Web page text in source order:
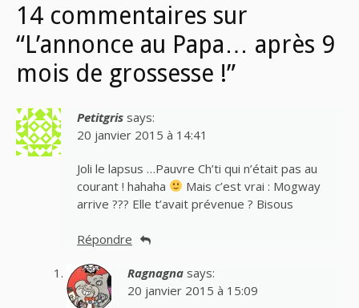
14 commentaires sur
“L’annonce au Papa… après 9
mois de grossesse !”
Petitgris says:
20 janvier 2015 à 14:41
Joli le lapsus …Pauvre Ch’ti qui n’était pas au
courant ! hahaha
Mais c’est vrai : Mogway
arrive ??? Elle t’avait prévenue ? Bisous
Répondre
Ragnagna says:
20 janvier 2015 à 15:09